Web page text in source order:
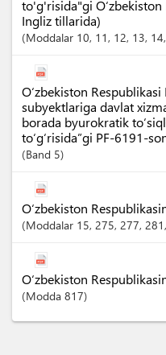
to'g'risida"gi
Ingliz tillarida)
Moddalar 10, 11 , 12, 13, 14
O‘zbekiston
subyektlariga davlat
borada byurokratik
to‘g‘risida”gi PF-6191-
Band 5
O‘zbekiston
Moddalar 15, 275, 277, 281
O‘zbekiston
Modda 817